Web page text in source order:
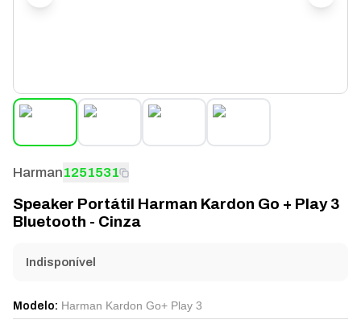
Harman1251531
Speaker Portátil Harman Kardon Go + Play 3
Bluetooth - Cinza
Indisponível
Modelo: Harman Kardon Go+ Play 3